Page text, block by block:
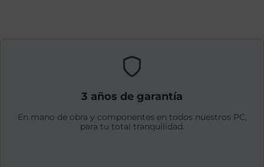
3 años de garantía
En mano de obra y componentes en todos nuestros PC,
para tu total tranquilidad.